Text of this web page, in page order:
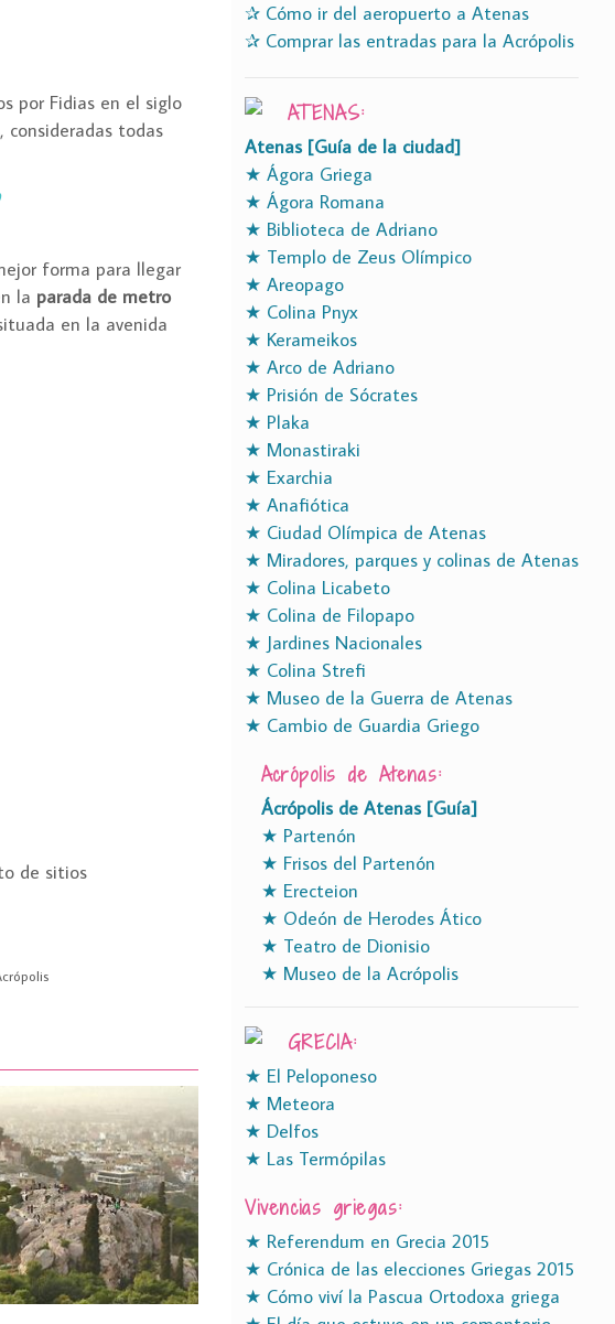
por Fidias en el siglo
consideradas todas
forma para llegar
la parada de metro
en la avenida
de sitios
✰ Cómo ir del aeropuerto a Atenas
✰ Comprar las entradas para la Acrópolis
ATENAS:
Atenas [Guía de la ciudad]
★ Ágora Griega
★ Ágora Romana
★ Biblioteca de Adriano
★ Templo de Zeus Olímpico
★ Areopago
★ Colina Pnyx
★ Kerameikos
★ Arco de Adriano
★ Prisión de Sócrates
★ Plaka
★ Monastiraki
★ Exarchia
★ Anafiótica
★ Ciudad Olímpica de Atenas
★ Miradores, parques y colinas de Atenas
★ Colina Licabeto
★ Colina de Filopapo
★ Jardines Nacionales
★ Colina Strefi
★ Museo de la Guerra de Atenas
★ Cambio de Guardia Griego
Acrópolis de Atenas:
Ácrópolis de Atenas [Guía]
★ Partenón
★ Frisos del Partenón
★ Erecteion
★ Odeón de Herodes Ático
★ Teatro de Dionisio
★ Museo de la Acrópolis
GRECIA:
★ El Peloponeso
★ Meteora
★ Delfos
★ Las Termópilas
Vivencias griegas:
★ Referendum en Grecia 2015
★ Crónica de las elecciones Griegas 2015
★ Cómo viví la Pascua Ortodoxa griega